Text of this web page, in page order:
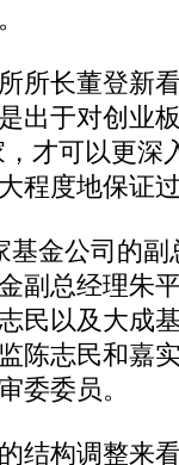
长董登新
出于对创业
才可以更深
程度地保证
金公司的副
副总经理朱
民以及大成
陈志民和嘉
委委员。
构调整来